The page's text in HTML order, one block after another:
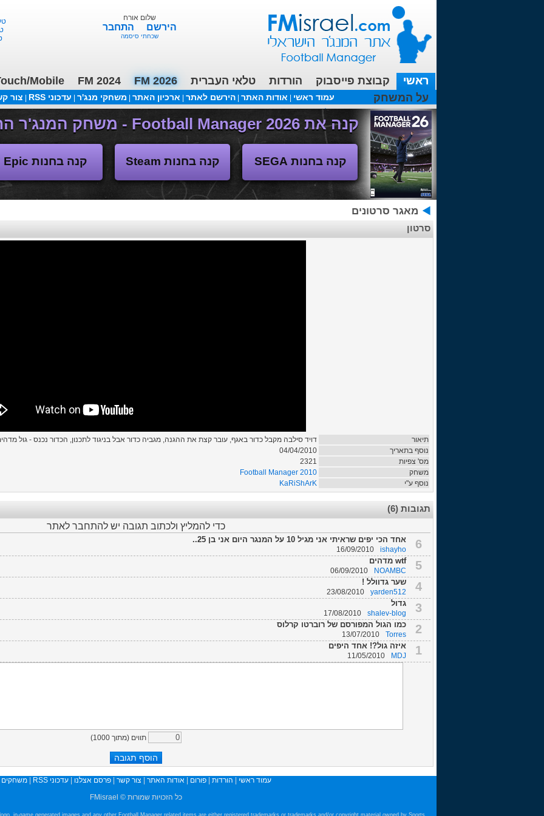
שלום אורח
הירשם התחבר
שכחתי סיסמה
ראשי קבוצת פייסבוק הורדות טלאי העברית FM 2026
FM 2024
Mobile
על המשחק
עמוד ראשי אודות האתר |הירשם לאתר ארכיון האתר משחקי מנג'ר עדכוני RSS צור
עכשיו בפורומים:FM19- איך יוצאים לחופשה עם המאמן ?
קנה את Football Manager 2026 - משחק המנג'ר החדש!
קנה בחנות SEGA קנה בחנות Steam קנה בחנות Epic
מאגר סרטונים
סרטון
תיאור
דויד סילבה מקבל כדור באגף, עובר קצת את ההגנה, מגביה כדור אבל בניגוד לתכנון, הכדור נכנס - גול
נוסף בתאריך
04/04/2010
מס' צפיות
2321
משחק
Football Manager 2010
נוסף ע"י
KaRiShArK
תגובות (6)
כדי להמליץ ולכתוב תגובה יש להתחבר לאתר
6 אחד הכי יפים שראיתי אני מגיל 10 על המנגר היום אני בן 25..
ishayho
16/09/2010
5 wtf מדהים
NOAMBC
06/09/2010
4 שער גדוולל !
yarden512
23/08/2010
3 גדול
shalev-blog
17/08/2010
2 כמו הגול המפורסם של רוברטו קרלוס
Torres
13/07/2010
1 איזה גול?! אחד היפים
MDJ
11/05/2010
תווים (מתוך 1000
)
עמוד ראשי הורדות |פורום |אודות האתר צור קשר |פרסם אצלנו |עדכוני RSS |משחקים
כל הזכויות שמורות © FMisrael
in-game generated images and any other Football Manager related items are either registered trademarks or trademarks and/or copyright material owned by Sports